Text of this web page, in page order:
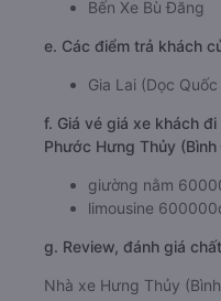
c. Lộ trình, giờ khởi
Hưng Thủy (Bình Định)
Giờ xuất phát ở
Giờ đến nơi ở An
Thời gian chạy từ
Gia Lai của nhà
d. Các điểm đón khách
Bến Xe Bù Đăng
e. Các điểm trả khách